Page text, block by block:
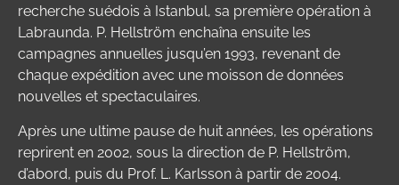
recherche suédois à Istanbul, sa première opération à
Labraunda. P. Hellström enchaîna ensuite les
campagnes annuelles jusqu’en 1993, revenant de
chaque expédition avec une moisson de données
nouvelles et spectaculaires.
Après une ultime pause de huit années, les opérations
reprirent en 2002, sous la direction de P. Hellström,
d’abord, puis du Prof. L. Karlsson à partir de 2004.